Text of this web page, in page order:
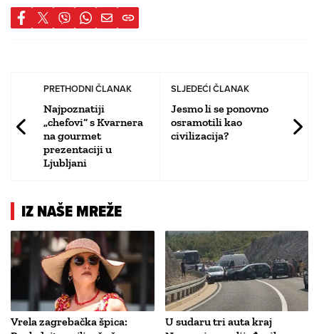
PRETHODNI ČLANAK
Najpoznatiji
„chefovi“ s Kvarnera
na gourmet
prezentaciji u
Ljubljani
SLJEDEĆI ČLANAK
Jesmo li se ponovno
osramotili kao
civilizacija?
IZ NAŠE MREŽE
Vrela zagrebačka špica:
U sudaru tri auta kraj